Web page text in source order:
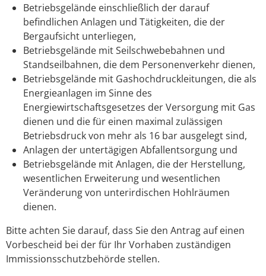
Betriebsgelände einschließlich der darauf
befindlichen Anlagen und Tätigkeiten, die der
Bergaufsicht unterliegen,
Betriebsgelände mit Seilschwebebahnen und
Standseilbahnen, die dem Personenverkehr dienen,
Betriebsgelände mit Gashochdruckleitungen, die als
Energieanlagen im Sinne des
Energiewirtschaftsgesetzes der Versorgung mit Gas
dienen und die für einen maximal zulässigen
Betriebsdruck von mehr als 16 bar ausgelegt sind,
Anlagen der untertägigen Abfallentsorgung und
Betriebsgelände mit Anlagen, die der Herstellung,
wesentlichen Erweiterung und wesentlichen
Veränderung von unterirdischen Hohlräumen
dienen.
Bitte achten Sie darauf, dass Sie den Antrag auf einen
Vorbescheid bei der für Ihr Vorhaben zuständigen
Immissionsschutzbehörde stellen.